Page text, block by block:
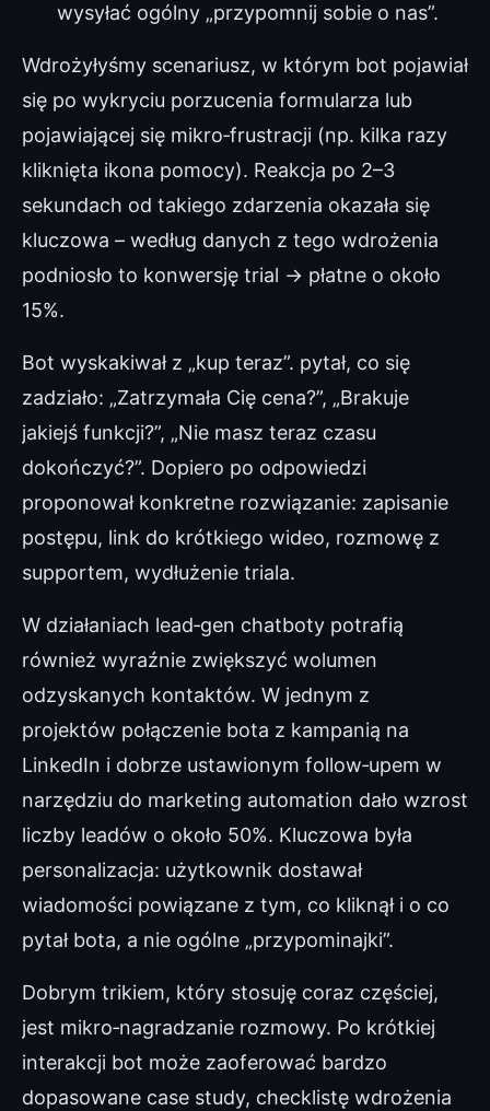
wysyłać ogólny „przypomnij sobie o nas”.
Wdrożyłyśmy scenariusz, w którym bot pojawiał
się po wykryciu porzucenia formularza lub
pojawiającej się mikro‑frustracji (np. kilka razy
kliknięta ikona pomocy). Reakcja po 2–3
sekundach od takiego zdarzenia okazała się
kluczowa – według danych z tego wdrożenia
podniosło to konwersję trial → płatne o około
15%.
Bot wyskakiwał z „kup teraz”. pytał, co się
zadziało: „Zatrzymała Cię cena?”, „Brakuje
jakiejś funkcji?”, „Nie masz teraz czasu
dokończyć?”. Dopiero po odpowiedzi
proponował konkretne rozwiązanie: zapisanie
postępu, link do krótkiego wideo, rozmowę z
supportem, wydłużenie triala.
W działaniach lead‑gen chatboty potrafią
również wyraźnie zwiększyć wolumen
odzyskanych kontaktów. W jednym z
projektów połączenie bota z kampanią na
LinkedIn i dobrze ustawionym follow‑upem w
narzędziu do marketing automation dało wzrost
liczby leadów o około 50%. Kluczowa była
personalizacja: użytkownik dostawał
wiadomości powiązane z tym, co kliknął i o co
pytał bota, a nie ogólne „przypominajki”.
Dobrym trikiem, który stosuję coraz częściej,
jest mikro‑nagradzanie rozmowy. Po krótkiej
interakcji bot może zaoferować bardzo
dopasowane case study, checklistę wdrożenia